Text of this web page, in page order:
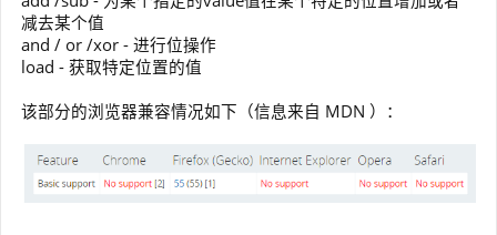
减去某个值
and / or /xor - 进行位操作
load - 获取特定位置的值
该部分的浏览器兼容情况如下（信息来自 MDN ）：